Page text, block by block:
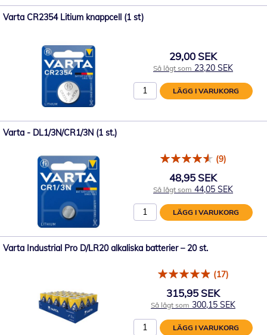
Varta CR2354 Litium knappcell (1 st)
29,00 SEK
Så lågt som 23,20 SEK
LÄGG I VARUKORG
Varta - DL1/3N/CR1/3N (1 st.)
(9)
48,95 SEK
Så lågt som 44,05 SEK
LÄGG I VARUKORG
Varta Industrial Pro D/LR20 alkaliska batterier – 20 st.
(17)
315,95 SEK
Så lågt som 300,15 SEK
LÄGG I VARUKORG